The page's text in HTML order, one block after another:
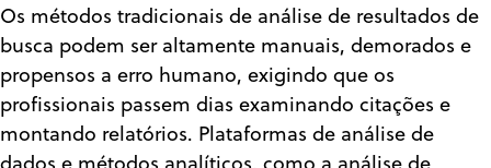
Os métodos tradicionais de análise de resultados de
busca podem ser altamente manuais, demorados e
propensos a erro humano, exigindo que os
profissionais passem dias examinando citações e
montando relatórios. Plataformas de análise de